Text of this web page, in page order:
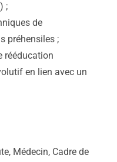
;
de
préhensiles ;
rééducation
en lien avec un
Médecin, Cadre de